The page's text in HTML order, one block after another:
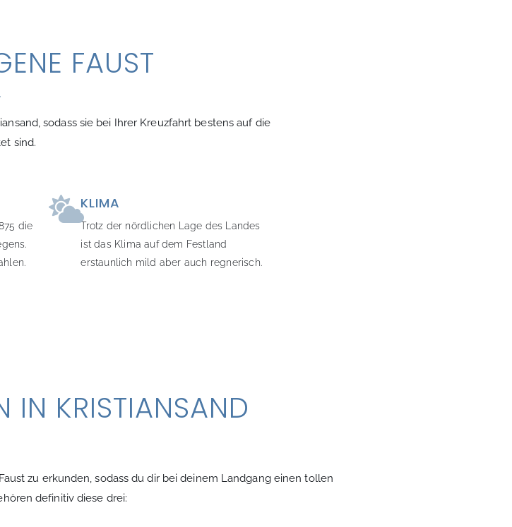
FAUST
sodass sie bei Ihrer Kreuzfahrt bestens auf die
sind.
die
KLIMA
Trotz der nördlichen Lage des Landes
ist das Klima auf dem Festland
erstaunlich mild aber auch regnerisch.
IN KRISTIANSAND
zu erkunden, sodass du dir bei deinem Landgang einen tollen
definitiv diese drei: